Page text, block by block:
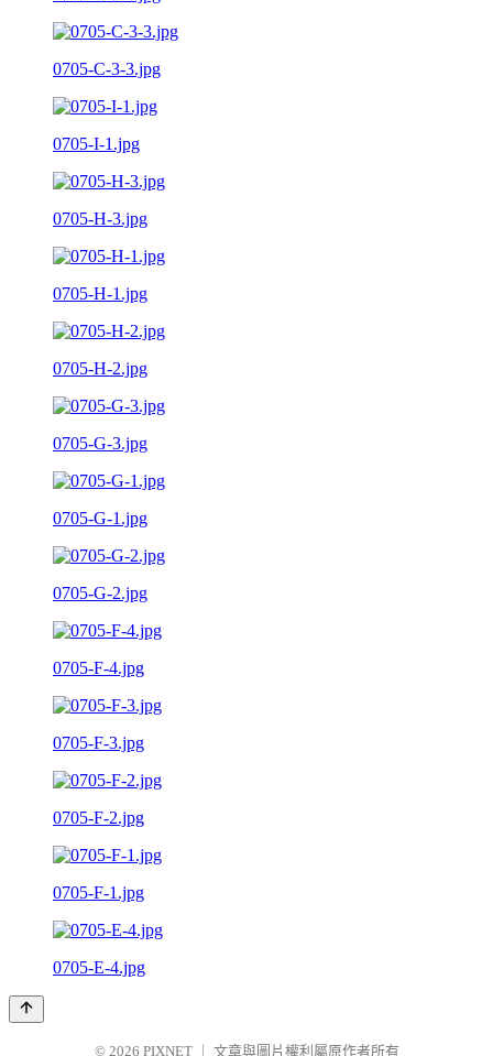
0705-C-3-3.jpg
0705-I-1.jpg
0705-H-3.jpg
0705-H-1.jpg
0705-H-2.jpg
0705-G-3.jpg
0705-G-1.jpg
0705-G-2.jpg
0705-F-4.jpg
0705-F-3.jpg
0705-F-2.jpg
0705-F-1.jpg
0705-E-4.jpg
© 2026 PIXNET 文章與圖片權利屬原作者所有